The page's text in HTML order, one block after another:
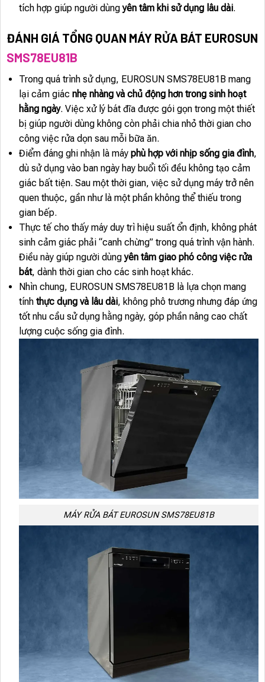
tích hợp giúp người dùngyên tâm khi sử dụng lâu dài.
ĐÁNH GIÁ TỔNG QUAN MÁY RỬA BÁT EUROSUN
SMS78EU81B
Trong quá trình sử dụng, EUROSUN SMS78EU81B mang
lại cảm giác nhẹ nhàng và chủ động hơn trong sinh hoạt
hằng ngày. Việc xử lý bát đĩa được gói gọn trong một thiết
bị giúp người dùng không còn phải chia nhỏ thời gian cho
công việc rửa dọn sau mỗi bữa ăn.
Điểm đáng ghi nhận là máy phù hợp với nhịp sống gia đình,
dù sử dụng vào ban ngày hay buổi tối đều không tạo cảm
giác bất tiện. Sau một thời gian, việc sử dụng máy trở nên
quen thuộc, gần như là một phần không thể thiếu trong
gian bếp.
Thực tế cho thấy máy duy trì hiệu suất ổn định, không phát
sinh cảm giác phải “canh chừng” trong quá trình vận hành.
Điều này giúp người dùngyên tâm giao phó công việc rửa
bát, dành thời gian cho các sinh hoạt khác.
Nhìn chung, EUROSUN SMS78EU81B là lựa chọn mang
tính thực dụng và lâu dài, không phô trương nhưng đáp ứng
tốt nhu cầu sử dụng hằng ngày, góp phần nâng cao chất
lượng cuộc sống gia đình.
MÁY RỬA BÁT EUROSUN SMS78EU81B